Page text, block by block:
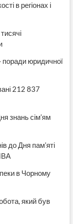
в регіонах і
поради юридичної
212 837
знань сім’ям
до Дня пам’яті
в Чорному
який був